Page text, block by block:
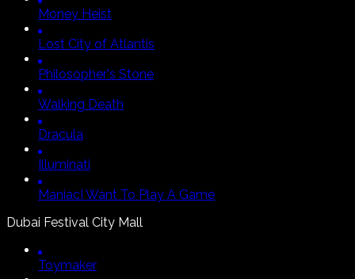
Money Heist
Lost City of Atlantis
Philosopher's Stone
Walking Death
Dracula
Illuminati
ManiacI Want To Play A Game
Dubai Festival City Mall
Toymaker